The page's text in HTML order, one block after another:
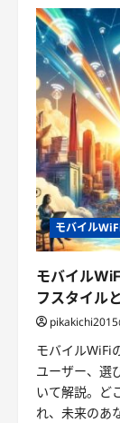
モバイル
モバイル
フスタイル
モバイルWiFi
ユーザー、選
いて解説。ど
れ、未来のあ